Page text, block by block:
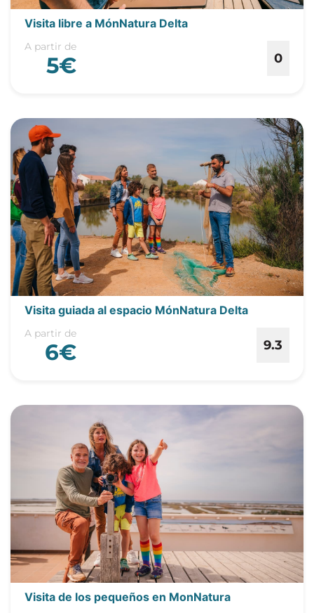
Visita libre a MónNatura Delta
A partir de
5€ 0
Visita guiada al espacio MónNatura Delta
A partir de
6€ 9.3
Visita de los pequeños en MonNatura